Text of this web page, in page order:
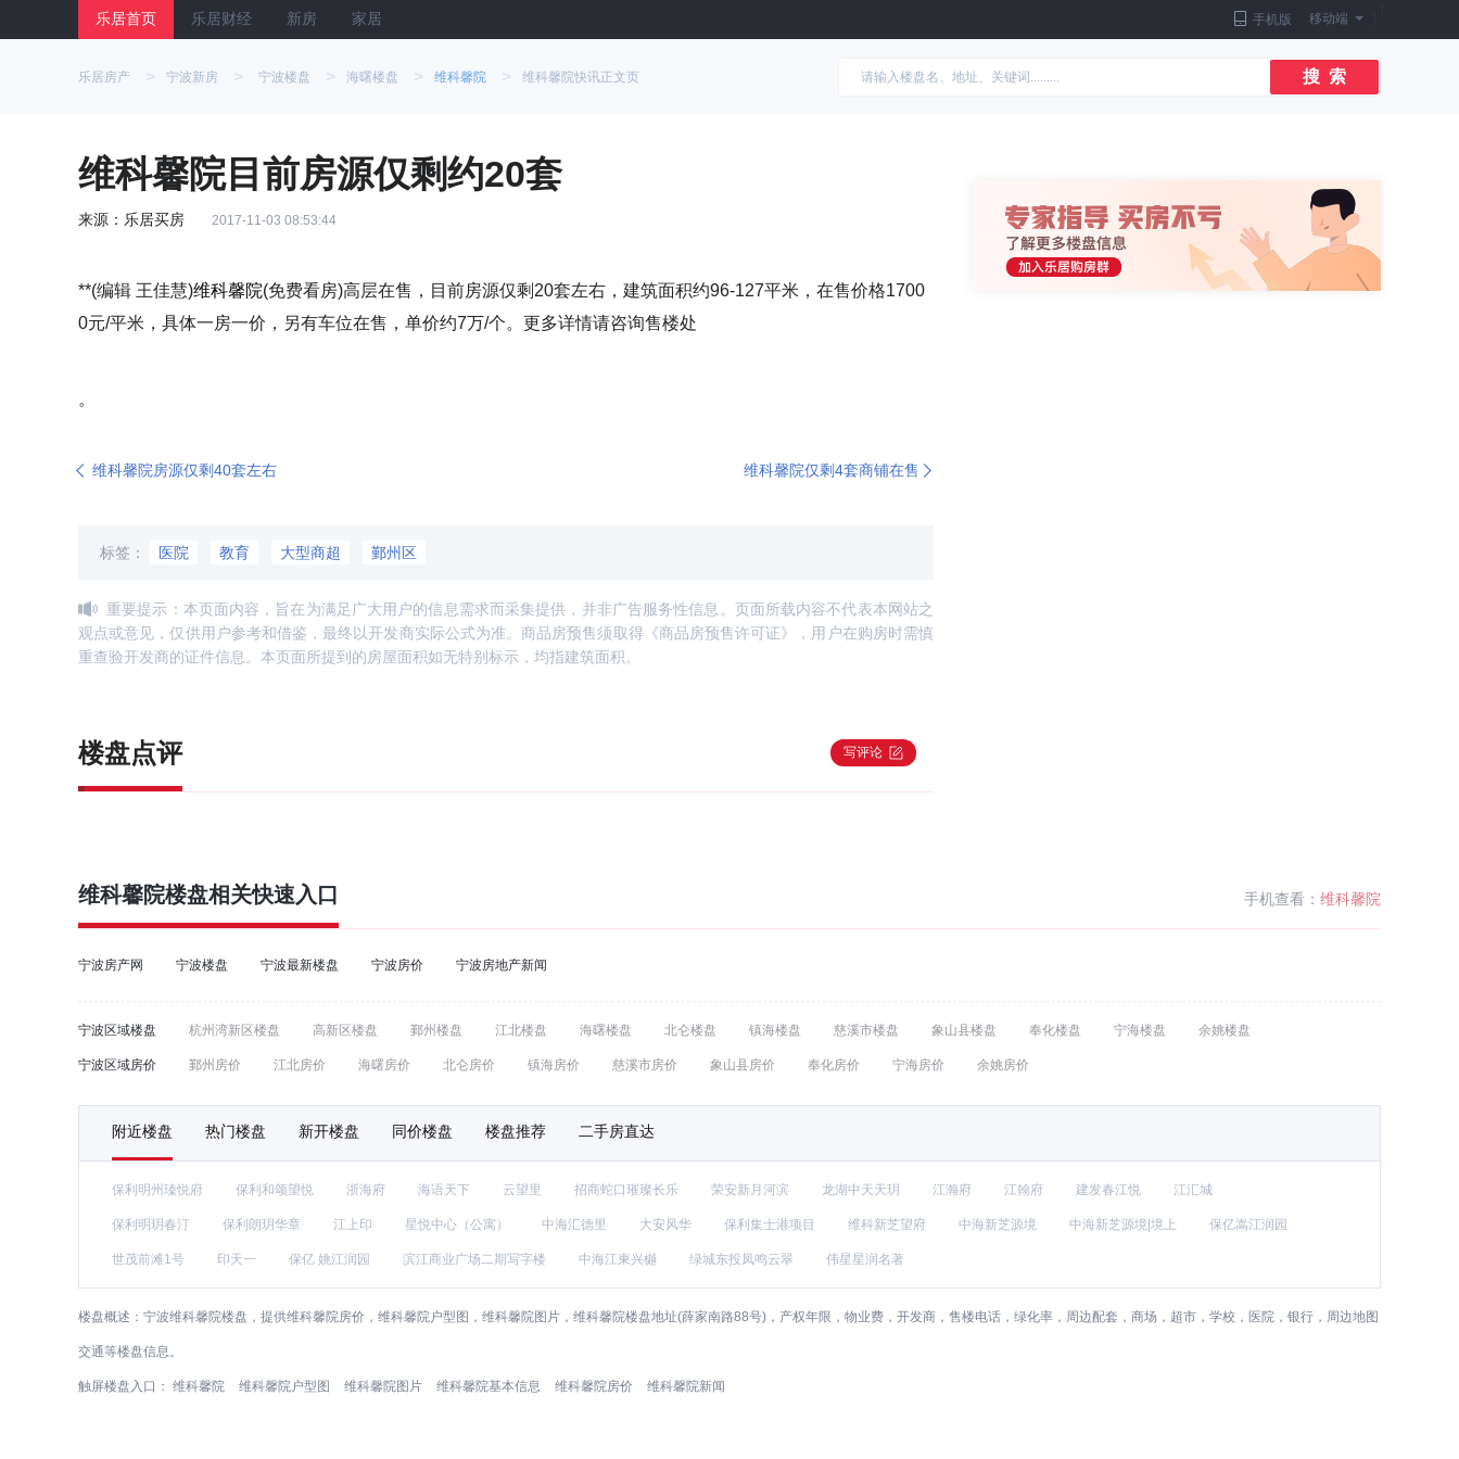
乐居首页 乐居财经 新房 家居 手机版 移动端
乐居房产 > 宁波新房 > 宁波楼盘 > 海曙楼盘 > 维科馨院 > 维科馨院快讯正文页 搜 索
维科馨院目前房源仅剩约20套
来源：乐居买房 2017-11-03 08:53:44
**(编辑 王佳慧)维科馨院(免费看房)高层在售，目前房源仅剩20套左右，建筑面积约96-127平米，在售价格1700
0元/平米，具体一房一价，另有车位在售，单价约7万/个。更多详情请咨询售楼处
。
维科馨院房源仅剩40套左右 维科馨院仅剩4套商铺在售
标签： 医院 教育 大型商超 鄞州区
重要提示：本页面内容，旨在为满足广大用户的信息需求而采集提供，并非广告服务性信息。页面所载内容不代表本网站之
观点或意见，仅供用户参考和借鉴，最终以开发商实际公式为准。商品房预售须取得《商品房预售许可证》，用户在购房时需慎
重查验开发商的证件信息。本页面所提到的房屋面积如无特别标示，均指建筑面积。
楼盘点评 写评论
维科馨院楼盘相关快速入口 手机查看： 维科馨院
宁波房产网 宁波楼盘 宁波最新楼盘 宁波房价 宁波房地产新闻
宁波区域楼盘 杭州湾新区楼盘 高新区楼盘 鄞州楼盘 江北楼盘 海曙楼盘 北仑楼盘 镇海楼盘 慈溪市楼盘 象山县楼盘 奉化楼盘 宁海楼盘 余姚楼盘
宁波区域房价 鄞州房价 江北房价 海曙房价 北仑房价 镇海房价 慈溪市房价 象山县房价 奉化房价 宁海房价 余姚房价
附近楼盘 热门楼盘 新开楼盘 同价楼盘 楼盘推荐 二手房直达
保利明州瑧悦府 保利和颂望悦 浙海府 海语天下 云望里 招商蛇口璀璨长乐 荣安新月河滨 龙湖中天天玥 江瀚府 江翰府 建发春江悦 江汇城
保利明玥春汀 保利朗玥华章 江上印 星悦中心（公寓） 中海汇德里 大安风华 保利集士港项目 维科新芝望府 中海新芝源境 中海新芝源境|境上 保亿嵩江润园
世茂前滩1号 印天一 保亿 姚江润园 滨江商业广场二期写字楼 中海江東兴樾 绿城东投凤鸣云翠 伟星星润名著
楼盘概述： 宁波维科馨院楼盘，提供维科馨院房价，维科馨院户型图，维科馨院图片，维科馨院楼盘地址(薛家南路88号)，产权年限，物业费，开发商，售楼电话，绿化率，周边配套，商场，超市，学校，医院，银行，周边地图
交通等楼盘信息。
触屏楼盘入口： 维科馨院 维科馨院户型图 维科馨院图片 维科馨院基本信息 维科馨院房价 维科馨院新闻